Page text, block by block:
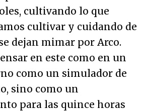
cultivando lo que
cultivar y cuidando de
dejan mimar por Arco.
en este como en un
como un simulador de
sino como un
para las quince horas